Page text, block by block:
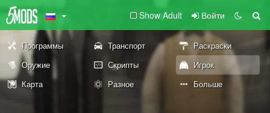
Show Adult Войти
Программы Транспорт
Раскраски
Оружие
Скрипты
Игрок
Карта
Разное Больше